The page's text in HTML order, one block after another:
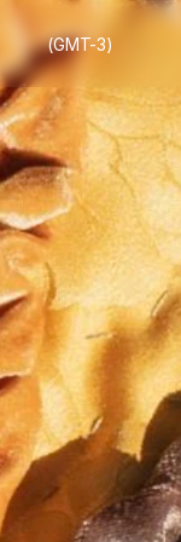
(GMT-3)